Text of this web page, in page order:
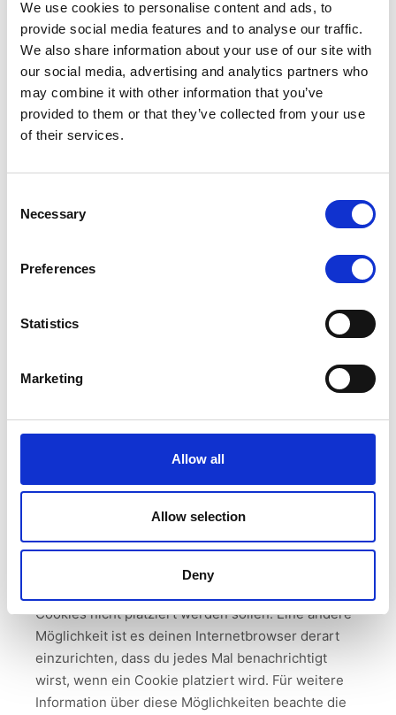
We use cookies to personalise content and ads, to
provide social media features and to analyse our traffic.
We also share information about your use of our site with
our social media, advertising and analytics partners who
may combine it with other information that you’ve
provided to them or that they’ve collected from your use
of their services.
Selection
Necessary
Preferences
Statistics
Marketing
Allow all
Allow selection
Deny
7. Zustimmung
Wenn du unsere Website das erste Mal besuchst,
zeigen wir dir ein Pop-Up mit einer Erklärung über
Cookies. Sobald du auf „Einstellungen speichern“
klickst, gibst du uns dein Einverständnis, alle von
wie in dieser Cookie-Erklärung beschrieben zu
Cookies über deinen Browser deaktivieren, aber
Funktionale CookiesImmer aktiv
Statistiken
Marketing
Du kannst deinen Internetbrowser verwenden um
automatisch oder manuell Cookies zu löschen. Du
Cookies nicht platziert werden sollen. Eine andere
Möglichkeit ist es deinen Internetbrowser derart
einzurichten, dass du jedes Mal benachrichtigt
wirst, wenn ein Cookie platziert wird. Für weitere
Information über diese Möglichkeiten beachte die